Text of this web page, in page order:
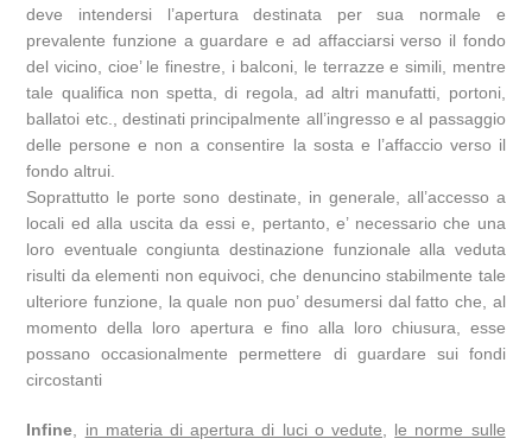
deve intendersi l’apertura destinata per sua normale e
prevalente funzione a guardare e ad affacciarsi verso il fondo
del vicino, cioe’ le finestre, i balconi, le terrazze e simili, mentre
tale qualifica non spetta, di regola, ad altri manufatti, portoni,
ballatoi etc., destinati principalmente all’ingresso e al passaggio
delle persone e non a consentire la sosta e l’affaccio verso il
fondo altrui.
Soprattutto le porte sono destinate, in generale, all’accesso a
locali ed alla uscita da essi e, pertanto, e’ necessario che una
loro eventuale congiunta destinazione funzionale alla veduta
risulti da elementi non equivoci, che denuncino stabilmente tale
ulteriore funzione, la quale non puo’ desumersi dal fatto che, al
momento della loro apertura e fino alla loro chiusura, esse
possano occasionalmente permettere di guardare sui fondi
circostanti
Infine, in materia di apertura di luci o vedute, le norme sulle